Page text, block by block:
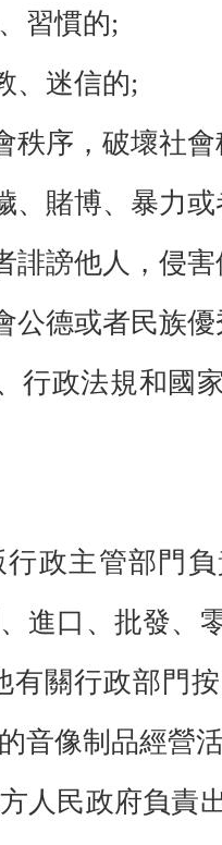
習慣的;
迷信的;
序，破壞社會
賭博、暴力或
謗他人，侵害
德或者民族優
政法規和國家
主管部門負
進口、批發、
有關行政部門
音像制品經營
民政府負責